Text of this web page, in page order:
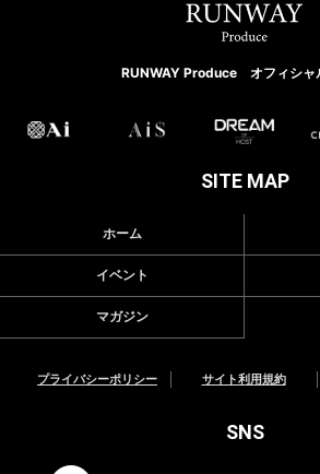
RUNWAY Produce オフィシャ
SITE MAP
ホーム
イベント
マガジン
プライバシーポリシー サイト利用規約
SNS